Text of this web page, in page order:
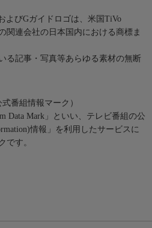
よびGガイドロゴは、米国TiVo
関連会社の日本国内における商標ま
る記事・写真等あらゆる素材の無断
番組情報マーク）
Data Mark」といい、テレビ番組の公
情報」を利用したサービスに
です。